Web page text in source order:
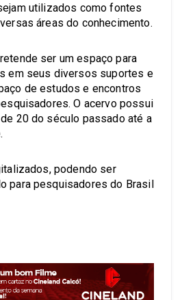
utilizados como fontes
áreas do conhecimento.
ser um espaço para
em seus diversos suportes e
de estudos e encontros
O acervo possui
20 do século passado até a
podendo ser
para pesquisadores do Brasil